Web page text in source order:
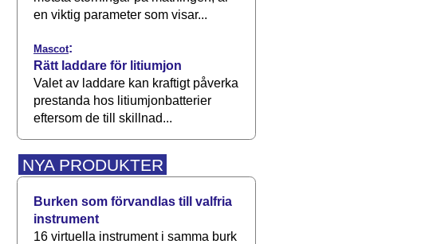
en viktig parameter som visar...
Mascot:
Rätt laddare för litiumjon
Valet av laddare kan kraftigt påverka
prestanda hos litiumjonbatterier
eftersom de till skillnad...
NYA PRODUKTER
Burken som förvandlas till valfria
instrument
16 virtuella instrument i samma burk